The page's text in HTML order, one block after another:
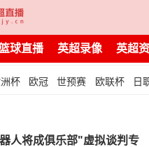
球直播 英超录像 英超
杯 欧冠 世预赛 欧联杯 日
人将成俱乐部"虚拟谈判专